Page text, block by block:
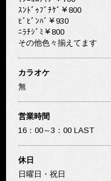
ｽﾝﾄﾞｩﾌﾞﾁｹﾞ￥800
ﾋﾞﾋﾞﾝﾊﾞ￥930
ﾆﾗﾁｼﾞﾐ￥800
その他色々揃えてます
カラオケ
無
営業時間
16：00～3：00 LAST
休日
日曜日・祝日